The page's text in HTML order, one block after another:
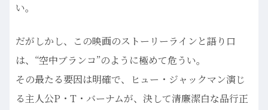
い。
だがしかし、この映画のストーリーラインと語り口
は、“空中ブランコ”のように極めて危うい。
その最たる要因は明確で、ヒュー・ジャックマン演じ
る主人公P・T・バーナムが、決して清廉潔白な品行正